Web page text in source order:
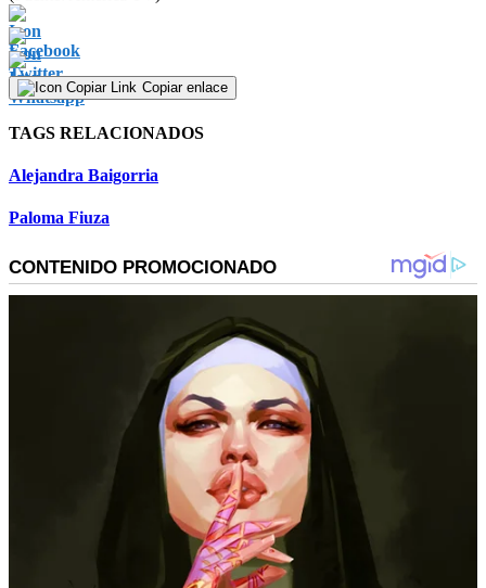
Copiar enlace
TAGS RELACIONADOS
Alejandra Baigorria
Paloma Fiuza